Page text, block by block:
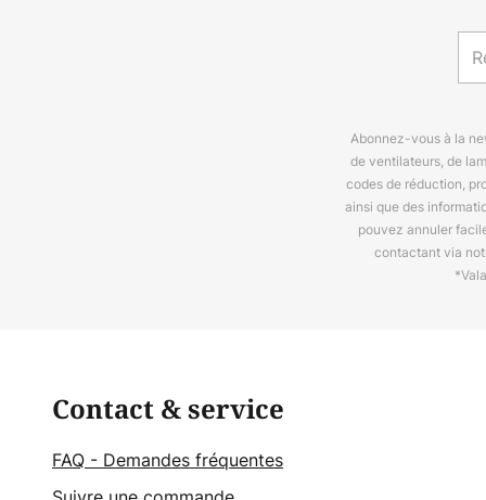
Abonnez-vous à la
de ventilateurs, de
codes de réduction,
ainsi que des
pouvez annuler
contactant via
Contact & service
FAQ - Demandes fréquentes